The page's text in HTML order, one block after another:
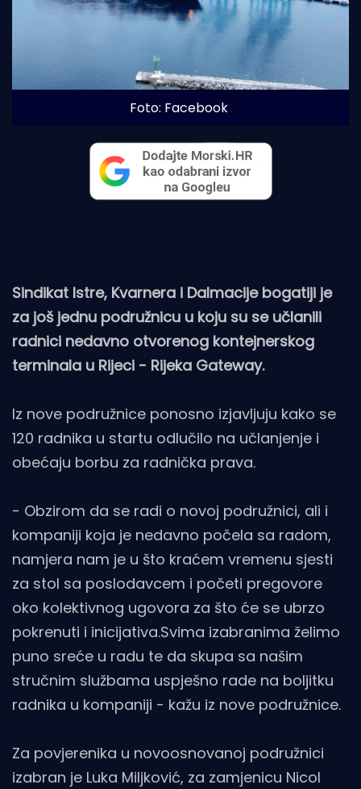
Foto: Facebook
Sindikat Istre, Kvarnera i Dalmacije bogatiji je
za još jednu podružnicu u koju su se učlanili
radnici nedavno otvorenog kontejnerskog
terminala u Rijeci - Rijeka Gateway.
Iz nove podružnice ponosno izjavljuju kako se
120 radnika u startu odlučilo na učlanjenje i
obećaju borbu za radnička prava.
- Obzirom da se radi o novoj podružnici, ali i
kompaniji koja je nedavno počela sa radom,
namjera nam je u što kraćem vremenu sjesti
za stol sa poslodavcem i početi pregovore
oko kolektivnog ugovora za što će se ubrzo
pokrenuti i inicijativa.Svima izabranima želimo
puno sreće u radu te da skupa sa našim
stručnim službama uspješno rade na boljitku
radnika u kompaniji - kažu iz nove podružnice.
Za povjerenika u novoosnovanoj podružnici
izabran je Luka Miljković, za zamjenicu Nicol